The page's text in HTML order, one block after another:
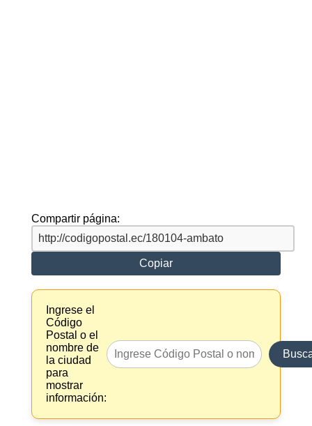
Compartir página:
Copiar
Ingrese el
Código
Postal o el
nombre de
la ciudad
para
mostrar
información: